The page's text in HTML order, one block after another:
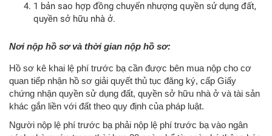
1 bản sao hợp đồng chuyển nhượng quyền sử dụng đất,
quyền sở hữu nhà ở.
Nơi nộp hồ sơ và thời gian nộp hồ sơ:
Hồ sơ kê khai lệ phí trước bạ cần được bên mua nộp cho cơ
quan tiếp nhận hồ sơ giải quyết thủ tục đăng ký, cấp Giấy
chứng nhận quyền sử dụng đất, quyền sở hữu nhà ở và tài sản
khác gắn liền với đất theo quy định của pháp luật.
Người nộp lệ phí trước bạ phải nộp lệ phí trước bạ vào ngân